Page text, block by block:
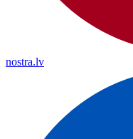
nostra.lv